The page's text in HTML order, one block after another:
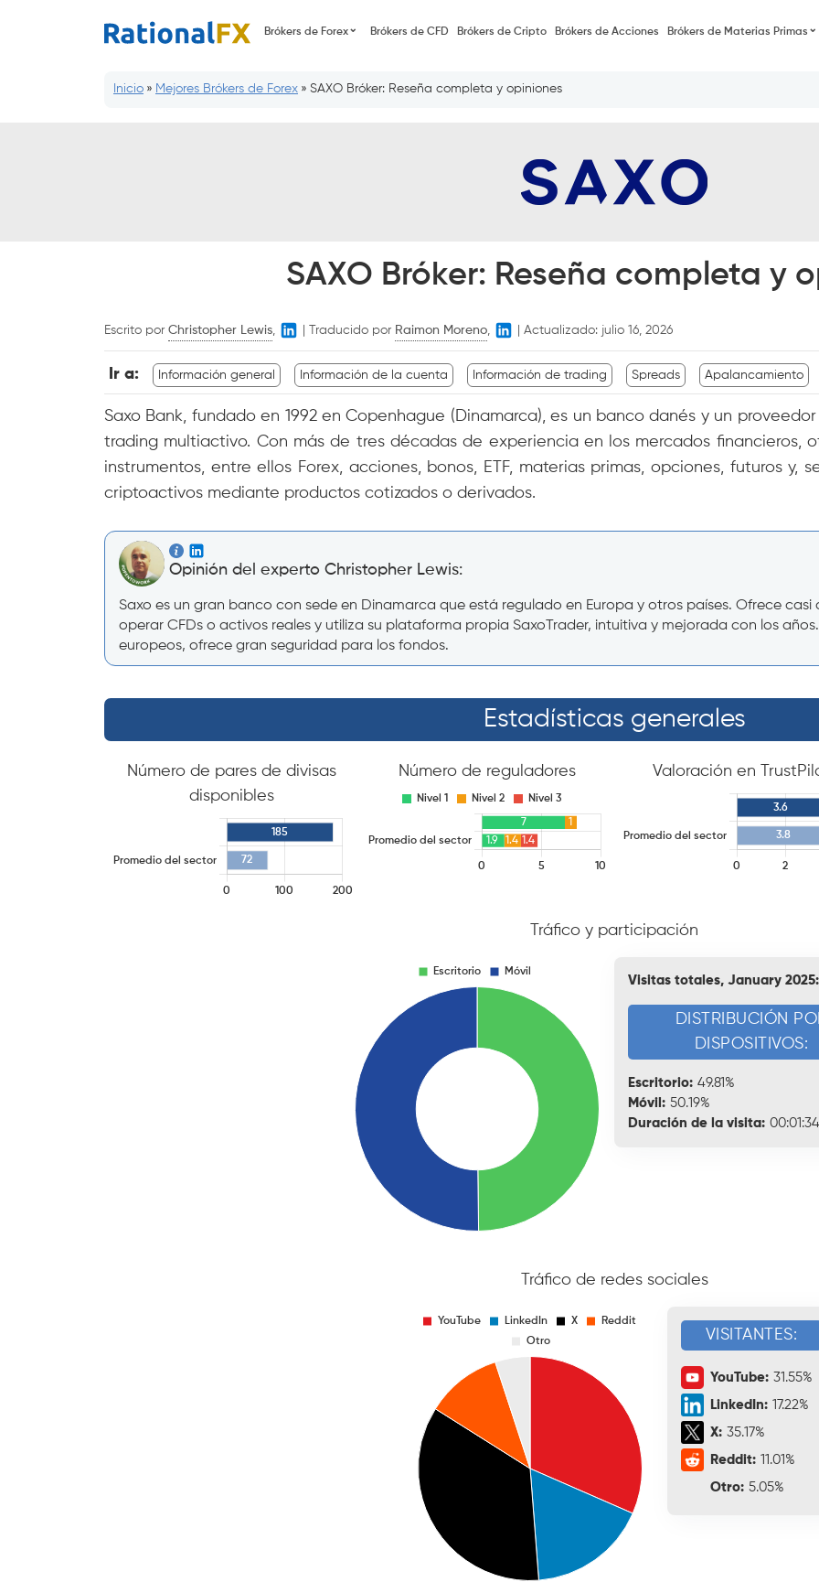
Brókers de Forex Brókers de CFD Brókers de Cripto Brókers de Acciones Brókers de Materias Primas
Inicio » Mejores Brókers de Forex » SAXO Bróker: Reseña completa y opiniones
SAXO Bróker: Reseña completa y
Escrito por Christopher Lewis Traducido por Raimon Moreno Actualizado: julio 16, 2026
Ir a: Información general Información de la cuenta Información de trading Spreads Apalancamiento
Saxo Bank, fundado en 1992 en Copenhague (Dinamarca), es un banco danés y un
trading multiactivo. Con más de tres décadas de experiencia en los mercados financieros,
instrumentos, entre ellos Forex, acciones, bonos, ETF, materias primas, opciones, futuros y,
criptoactivos mediante productos cotizados o derivados.
Opinión del experto Christopher Lewis:
Saxo es un gran banco con sede en Dinamarca que está regulado en Europa y otros países. Ofrece casi
operar CFDs o activos reales y utiliza su plataforma propia SaxoTrader, intuitiva y mejorada con los
europeos, ofrece gran seguridad para los fondos.
Estadísticas generales
Número de pares de divisas
disponibles
Número de reguladores Valoración en
Tráfico y participación
Visitas totales, January 2025:
DISTRIBUCIÓN
DISPOSITIVOS:
Escritorio: 49.81%
Móvil: 50.19%
Duración de la visita: 00:01:34
Tráfico de redes sociales
VISITANTES:
YouTube: 31.55%
LinkedIn: 17.22%
X: 35.17%
Reddit: 11.01%
Otro: 5.05%